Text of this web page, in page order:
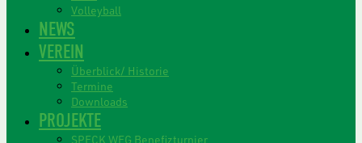
Volleyball
NEWS
VEREIN
Überblick/ Historie
Termine
Downloads
PROJEKTE
SPECK WEG Benefizturnier